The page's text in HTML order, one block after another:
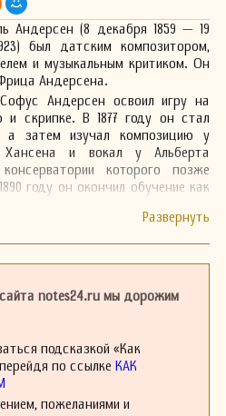
Андерсен (8 декабря 1859 — 19
был датским композитором,
и музыкальным критиком. Он
Андерсена.
Андерсен освоил игру на
и скрипке. В 1877 году он стал
а затем изучал композицию у
Хансена и вокал у Альберта
которого позже
году он окончил обучение как
роли. В 1906 году Андерсен
критиком в газете Dagbladet в
notes24.ru мы дорожим
подсказкой «Как
по ссылке КАК
пожеланиями и